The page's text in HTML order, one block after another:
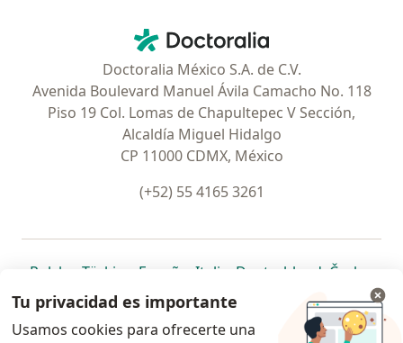
Doctoralia - Página de inicio
Doctoralia México S.A. de C.V.
Avenida Boulevard Manuel Ávila Camacho No. 118
Piso 19 Col. Lomas de Chapultepec V Sección,
Alcaldía Miguel Hidalgo
CP 11000 CDMX, México
(+52) 55 4165 3261
Polska se abre en una nueva pestaña
Türkiye se abre en una nueva pestaña
España se abre en una nueva pestaña
Italia se abre en una nueva
Deutschlandse abre en
Česko
Portugal
se abre en una nueva pestaña
México se abre en una nueva pestaña
Chile se abre en una nueva pestaña
Brasil se abre en una nueva
se abre en
se
se abre en una nueva
Tu privacidad es importante
Usamos cookies para ofrecerte una